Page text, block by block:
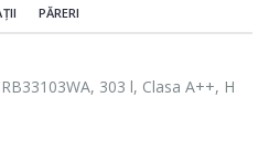
PĂRERI
303 l, Clasa A++, H